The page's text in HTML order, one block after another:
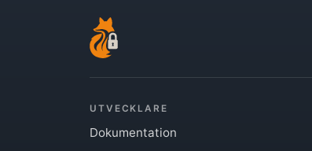
UTVECKLARE
Dokumentation